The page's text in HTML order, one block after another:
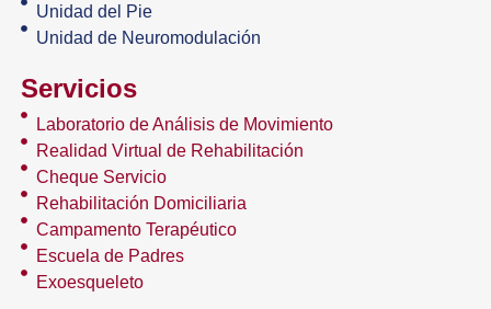
Unidad del Pie
Unidad de Neuromodulación
Servicios
Laboratorio de Análisis de Movimiento
Realidad Virtual de Rehabilitación
Cheque Servicio
Rehabilitación Domiciliaria
Campamento Terapéutico
Escuela de Padres
Exoesqueleto